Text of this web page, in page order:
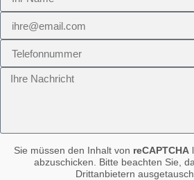
Sie müssen den Inhalt von reCAPTCHA
abzuschicken. Bitte beachten Sie,
Drittanbietern